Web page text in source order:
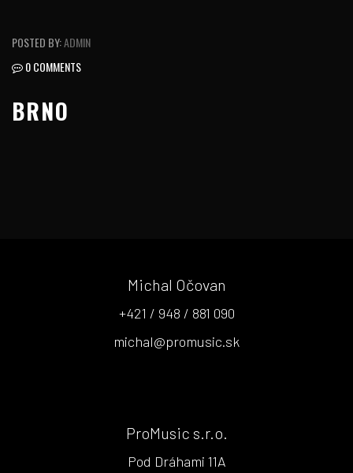
POSTED BY:ADMIN
0 COMMENTS
BRNO
Michal Očovan
+421 / 948 / 881 090
michal@promusic.sk
ProMusic s.r.o.
Pod Dráhami 11A